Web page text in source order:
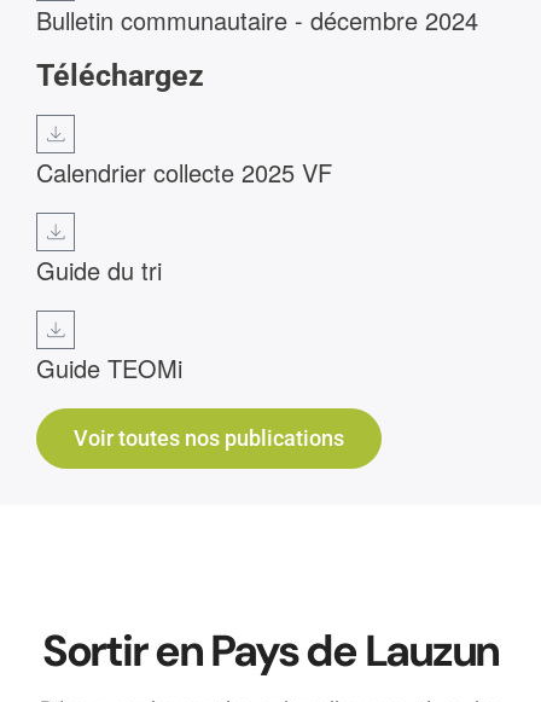
Bulletin communautaire - décembre 2024
Téléchargez
Calendrier collecte 2025 VF
Guide du tri
Guide TEOMi
Voir toutes nos publications
Sortir en Pays de Lauzun